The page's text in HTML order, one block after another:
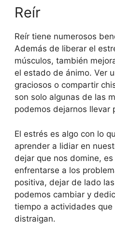
Reír
Reír tiene numerosos
Además de liberar el
músculos, también
el estado de ánimo. Ver
graciosos o compartir
son solo algunas de las
podemos dejarnos llevar
El estrés es algo con lo
aprender a lidiar en
dejar que nos domine,
enfrentarse a los
positiva, dejar de lado
podemos cambiar y
tiempo a actividades que
distraigan.